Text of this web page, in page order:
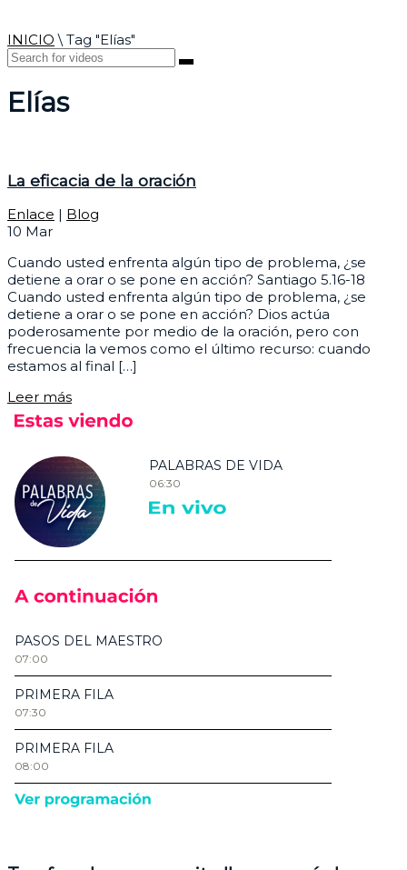
INICIO \ Tag "Elías"
Elías
La eficacia de la oración
Enlace | Blog
10 Mar
Cuando usted enfrenta algún tipo de problema, ¿se
detiene a orar o se pone en acción? Santiago 5.16-18
Cuando usted enfrenta algún tipo de problema, ¿se
detiene a orar o se pone en acción? Dios actúa
poderosamente por medio de la oración, pero con
frecuencia la vemos como el último recurso: cuando
estamos al final […]
Leer más